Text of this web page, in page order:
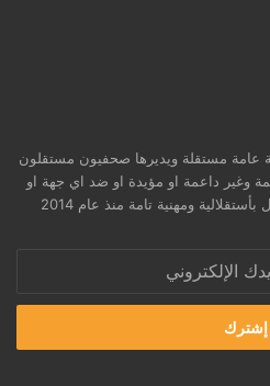
عامة مستقلة ويديرها صحفيون مستقلون
وغير داعمة او مؤيدة او ضد اي جهة او
ومهنية تامة منذ عام 2014